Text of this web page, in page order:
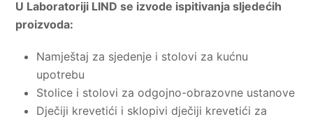
U Laboratoriji LIND se izvode ispitivanja sljedećih
proizvoda:
Namještaj za sjedenje i stolovi za kućnu
upotrebu
Stolice i stolovi za odgojno-obrazovne ustanove
Dječiji krevetići i sklopivi dječiji krevetići za